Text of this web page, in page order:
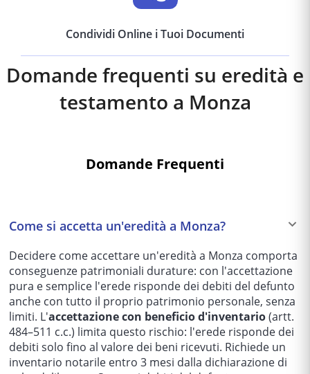
Condividi Online i Tuoi Documenti
Domande frequenti su eredità e
testamento a Monza
Domande Frequenti
Come si accetta un'eredità a Monza?
Decidere come accettare un'eredità a Monza comporta
conseguenze patrimoniali durature: con l'accettazione
pura e semplice l'erede risponde dei debiti del defunto
anche con tutto il proprio patrimonio personale, senza
limiti. L'accettazione con beneficio d'inventario(artt.
484–511 c.c.) limita questo rischio: l'erede risponde dei
debiti solo fino al valore dei beni ricevuti. Richiede un
inventario notarile entro 3 mesi dalla dichiarazione di